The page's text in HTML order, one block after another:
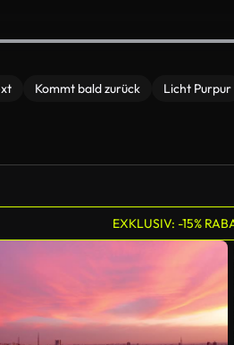
Kommt bald zurück
Licht Purpur
EXKLUSIV: -15%